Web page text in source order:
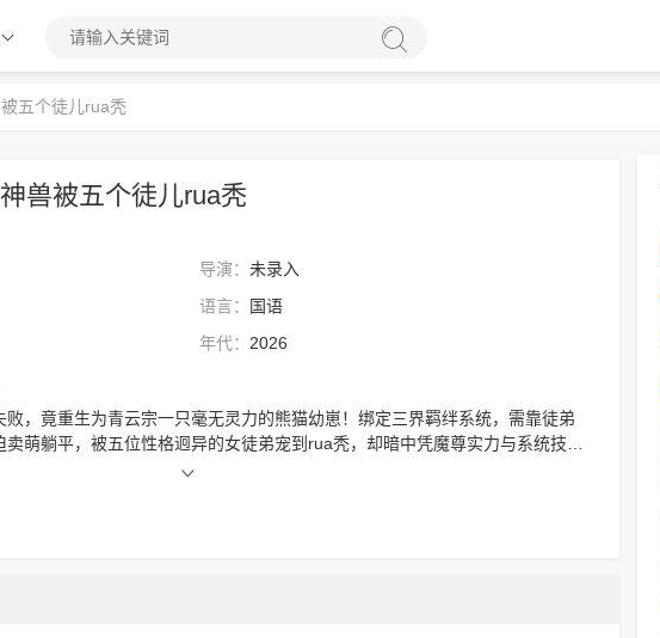
五个徒儿rua秃
兽被五个徒儿rua秃
导演： 未录入
语言：
国语
年代： 2026
败，竟重生为青云宗一只毫无灵力的熊猫幼崽！绑定三界羁绊系统，需靠徒弟
萌躺平，被五位性格迥异的女徒弟宠到rua秃，却暗中凭魔尊实力与系统技
宗门大比横扫全场。身份曝光后，他率徒弟反出伪正道，建立神兽魔宗，集齐